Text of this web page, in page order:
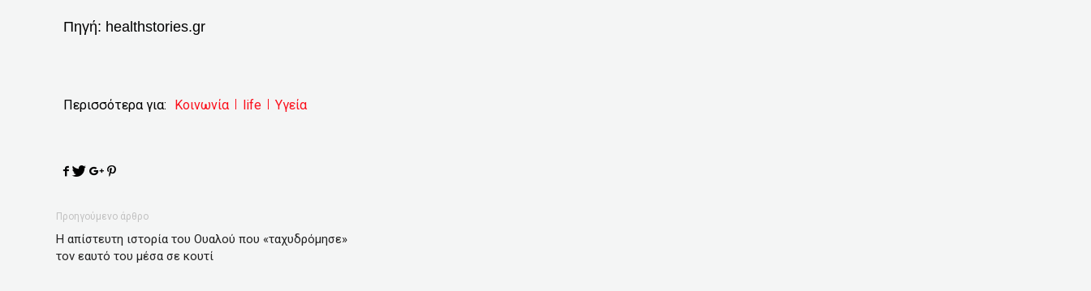
Πηγή: healthstories.gr
Περισσότερα για: Κοινωνία life Υγεία
Προηγούμενο άρθρο
Η απίστευτη ιστορία του Ουαλού που «ταχυδρόμησε»
τον εαυτό του μέσα σε κουτί